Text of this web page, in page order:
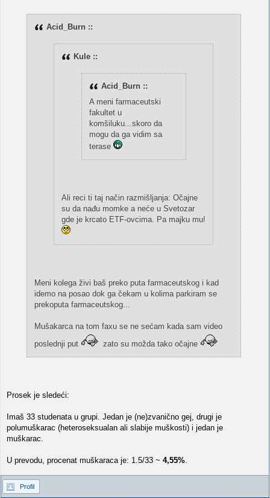
Acid_Burn ::
Kule ::
Acid_Burn ::
A meni farmaceutski
fakultet u
komšiluku...skoro da
mogu da ga vidim sa
terase
Ali reci ti taj način razmišljanja: Očajne
su da nađu momke a neće u Svetozar
gde je krcato ETF-ovcima. Pa majku mu!
Meni kolega živi baš preko puta farmaceutskog i kad
idemo na posao dok ga čekam u kolima parkiram se
prekoputa farmaceutskog...
Mušakarca na tom faxu se ne sećam kada sam video
poslednji put
zato su možda tako očajne
Prosek je sledeći:
Imaš 33 studenata u grupi. Jedan je (ne)zvanično gej, drugi je
polumuškarac (heteroseksualan ali slabije muškosti) i jedan je
muškarac.
U prevodu, procenat muškaraca je: 1.5/33 ~ 4,55%.
Profil